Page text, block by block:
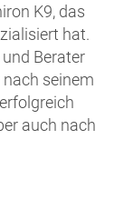
K9, das
hat.
Berater
seinem
auch nach